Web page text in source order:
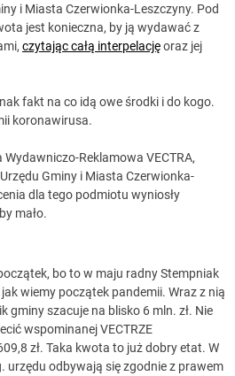
i Miasta Czerwionka-Leszczyny. Pod
jest konieczna, by ją wydawać z
czytając całą interpelacjęoraz jej
fakt na co idą owe środki i do kogo.
koronawirusa.
Reklamowa VECTRA,
Gminy i Miasta Czerwionka-
dla tego podmiotu wyniosły
mało.
bo to w maju radny Stempniak
wiemy początek pandemii. Wraz z nią
gminy szacuje na blisko 6 mln. zł. Nie
wspominanej VECTRZE
zł. Taka kwota to już dobry etat. W
urzędu odbywają się zgodnie z prawem